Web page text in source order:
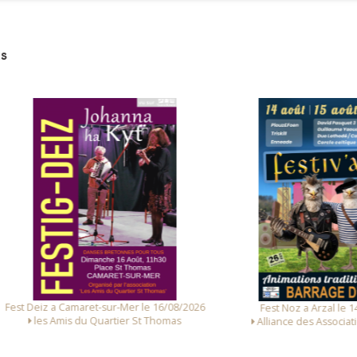
Deiz a Camaret-sur-Mer le 16/08/2026
les Amis du Quartier St Thomas
Fest Noz a Arzal le 14/08/
Alliance des Associations